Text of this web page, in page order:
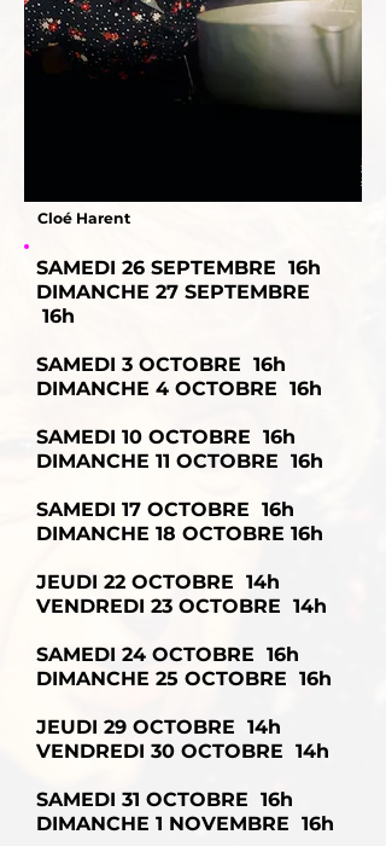
Cloé Harent
SAMEDI 26 SEPTEMBRE 16h
DIMANCHE 27 SEPTEMBRE
16h
SAMEDI 3 OCTOBRE 16h
DIMANCHE 4 OCTOBRE 16h
SAMEDI 10 OCTOBRE 16h
DIMANCHE 11 OCTOBRE 16h
SAMEDI 17 OCTOBRE 16h
DIMANCHE 18 OCTOBRE 16h
JEUDI 22 OCTOBRE 14h
VENDREDI 23 OCTOBRE 14h
SAMEDI 24 OCTOBRE 16h
DIMANCHE 25 OCTOBRE 16h
JEUDI 29 OCTOBRE 14h
VENDREDI 30 OCTOBRE 14h
SAMEDI 31 OCTOBRE 16h
DIMANCHE 1 NOVEMBRE 16h